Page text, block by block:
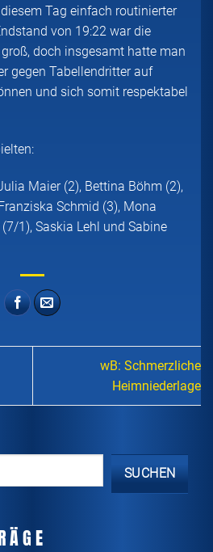
Tag einfach routinierter
von 19:22 war die
doch insgesamt hatte man
gegen Tabellendritter auf
und sich somit respektabel
Maier (2), Bettina Böhm (2),
Schmid (3), Mona
1), Saskia Lehl und Sabine
wB: Schmerzliche
Heimniederlage
SUCHEN